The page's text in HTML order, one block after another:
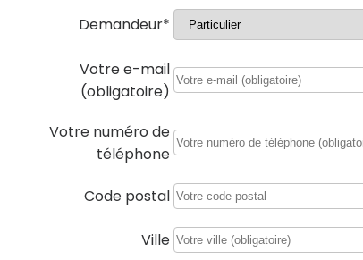
Demandeur*
Votre e-mail
(obligatoire)
Votre numéro de
téléphone
Code postal
Ville